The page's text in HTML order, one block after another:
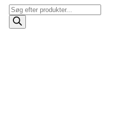
Products
search